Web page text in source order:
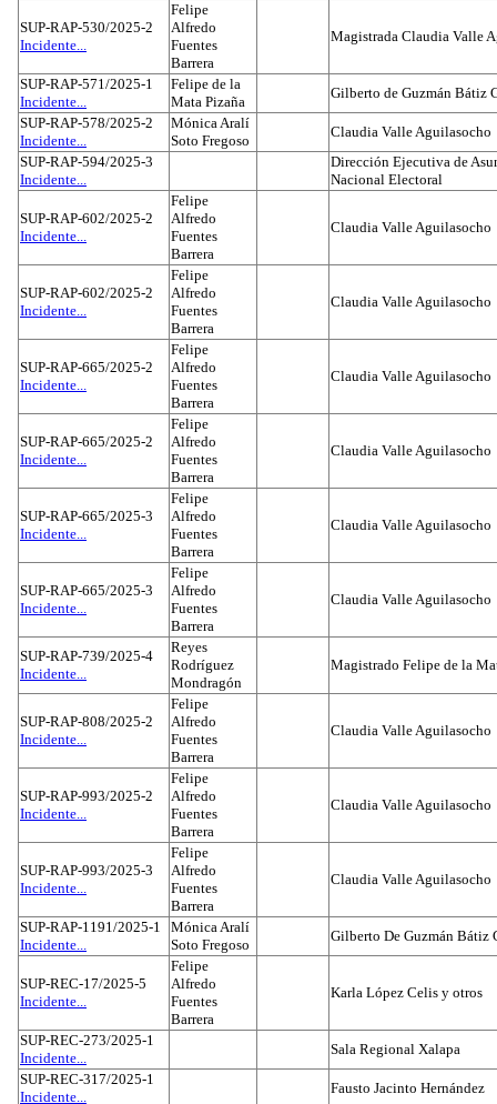
SUP-RAP-530/2025-2
Incidente...
Felipe
Alfredo
Fuentes
Barrera
Magistrada Claudia Valle
SUP-RAP-571/2025-1
Incidente...
Felipe de la
Mata Pizaña
Gilberto de Guzmán Bátiz
SUP-RAP-578/2025-2
Incidente...
Mónica Aralí
Soto Fregoso
Claudia Valle Aguilasocho
SUP-RAP-594/2025-3
Incidente...
Dirección Ejecutiva de
Nacional Electoral
SUP-RAP-602/2025-2
Incidente...
Felipe
Alfredo
Fuentes
Barrera
Claudia Valle Aguilasocho
SUP-RAP-602/2025-2
Incidente...
Felipe
Alfredo
Fuentes
Barrera
Claudia Valle Aguilasocho
SUP-RAP-665/2025-2
Incidente...
Felipe
Alfredo
Fuentes
Barrera
Claudia Valle Aguilasocho
SUP-RAP-665/2025-2
Incidente...
Felipe
Alfredo
Fuentes
Barrera
Claudia Valle Aguilasocho
SUP-RAP-665/2025-3
Incidente...
Felipe
Alfredo
Fuentes
Barrera
Claudia Valle Aguilasocho
SUP-RAP-665/2025-3
Incidente...
Felipe
Alfredo
Fuentes
Barrera
Claudia Valle Aguilasocho
SUP-RAP-739/2025-4
Incidente...
Reyes
Rodríguez
Mondragón
Magistrado Felipe de la
SUP-RAP-808/2025-2
Incidente...
Felipe
Alfredo
Fuentes
Barrera
Claudia Valle Aguilasocho
SUP-RAP-993/2025-2
Incidente...
Felipe
Alfredo
Fuentes
Barrera
Claudia Valle Aguilasocho
SUP-RAP-993/2025-3
Incidente...
Felipe
Alfredo
Fuentes
Barrera
Claudia Valle Aguilasocho
SUP-RAP-1191/2025-1
Incidente...
Mónica Aralí
Soto Fregoso
Gilberto De Guzmán Bátiz
SUP-REC-17/2025-5
Incidente...
Felipe
Alfredo
Fuentes
Barrera
Karla López Celis y otros
SUP-REC-273/2025-1
Incidente...
Sala Regional Xalapa
SUP-REC-317/2025-1
Incidente...
Fausto Jacinto Hernández